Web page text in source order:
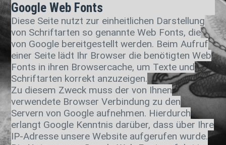
Google Web Fonts
Diese Seite nutzt zur einheitlichen Darstellung
von Schriftarten so genannte Web Fonts, die
von Google bereitgestellt werden. Beim Aufruf
einer Seite lädt Ihr Browser die benötigten Web
Fonts in ihren Browsercache, um Texte und
Schriftarten korrekt anzuzeigen.
Zu diesem Zweck muss der von Ihnen
verwendete Browser Verbindung zu den
Servern von Google aufnehmen. Hierdurch
erlangt Google Kenntnis darüber, dass über Ihre
IP-Adresse unsere Website aufgerufen wurde.